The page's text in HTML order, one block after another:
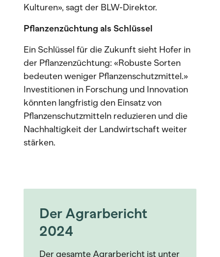
Kulturen», sagt der BLW-Direktor.
Pflanzenzüchtung als Schlüssel
Ein Schlüssel für die Zukunft sieht Hofer in
der Pflanzenzüchtung: «Robuste Sorten
bedeuten weniger Pflanzenschutzmittel.»
Investitionen in Forschung und Innovation
könnten langfristig den Einsatz von
Pflanzenschutzmitteln reduzieren und die
Nachhaltigkeit der Landwirtschaft weiter
stärken.
Der Agrarbericht
2024
Der gesamte Agrarbericht ist unter